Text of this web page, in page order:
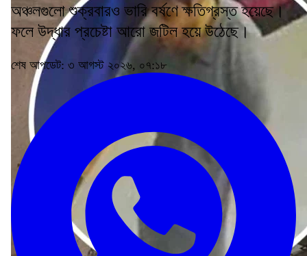
অঞ্চলগুলো শুক্রবারও ভারি বর্ষণে ক্ষতিগ্রস্ত হয়েছে।
ফলে উদ্ধার প্রচেষ্টা আরো জটিল হয়ে উঠেছে।
শেষ আপডেট: ৩ আগস্ট ২০২৬, ০৭:১৮